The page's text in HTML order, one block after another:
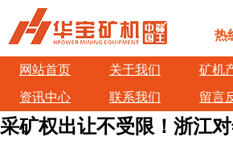
热
网站首页 关于我们 矿机
资讯中心
联系我们 留言
采矿权出让不受限！浙江